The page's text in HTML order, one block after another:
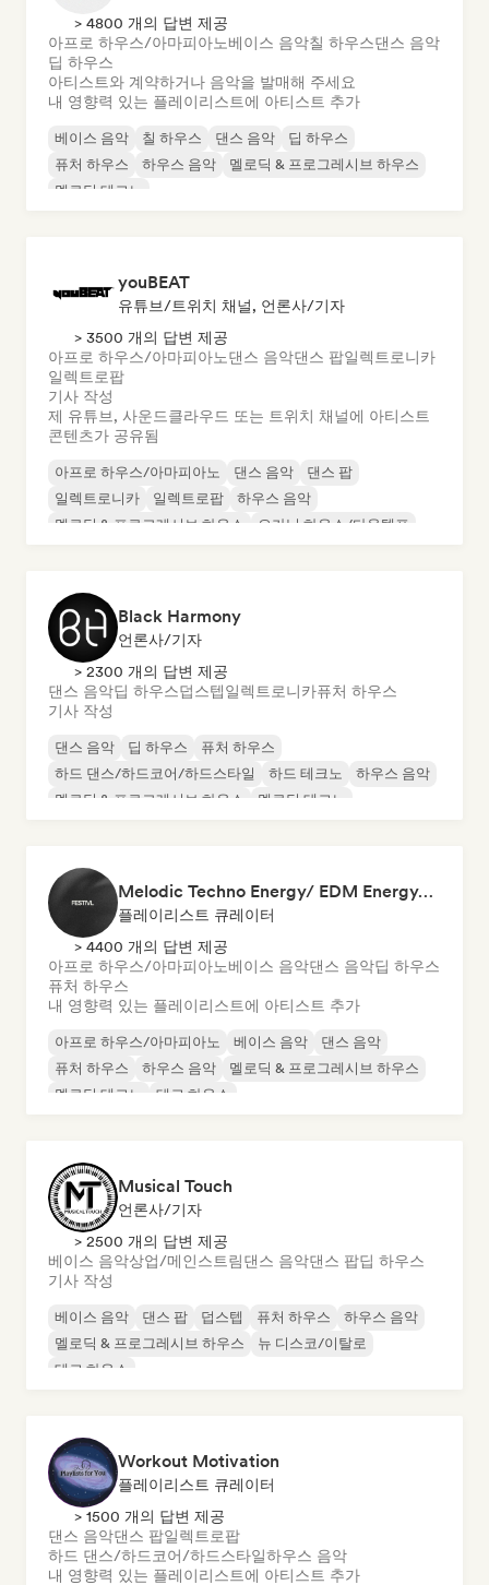
> 4800 개의 답변 제공
아프로 하우스/아마피아노베이스 음악칠 하우스댄스 음악
딥 하우스
아티스트와 계약하거나 음악을 발매해 주세요
내 영향력 있는 플레이리스트에 아티스트 추가
베이스 음악 칠 하우스 댄스 음악
딥 하우스
퓨처 하우스
하우스 음악
멜로딕 & 프로그레시브 하우스
멜로딕 테크노
youBEAT
유튜브/트위치 채널, 언론사/기자
> 3500 개의 답변 제공
아프로 하우스/아마피아노댄스 음악댄스 팝일렉트로니카
일렉트로팝
기사 작성
제 유튜브, 사운드클라우드 또는 트위치 채널에 아티스트
콘텐츠가 공유됨
아프로 하우스/아마피아노 댄스 음악
댄스 팝
일렉트로니카
일렉트로팝
하우스 음악
멜로딕 & 프로그레시브 하우스
오가닉 하우스/다운템포
Black Harmony
언론사/기자
> 2300 개의 답변 제공
댄스 음악딥 하우스덥스텝일렉트로니카퓨처 하우스
기사 작성
댄스 음악 딥 하우스
퓨처 하우스
하드 댄스/하드코어/하드스타일
하드 테크노
하우스 음악
멜로딕 & 프로그레시브 하우스
멜로딕 테크노
Melodic Techno Energy/ EDM Energy/Techno Masters
플레이리스트 큐레이터
> 4400 개의 답변 제공
아프로 하우스/아마피아노베이스 음악댄스 음악딥 하우스
퓨처 하우스
내 영향력 있는 플레이리스트에 아티스트 추가
아프로 하우스/아마피아노 베이스 음악
댄스 음악
퓨처 하우스
하우스 음악
멜로딕 & 프로그레시브 하우스
멜로딕 테크노
테크 하우스
Musical Touch
언론사/기자
> 2500 개의 답변 제공
베이스 음악상업/메인스트림댄스 음악댄스 팝딥 하우스
기사 작성
베이스 음악 댄스 팝 덥스텝 퓨처 하우스
하우스 음악
멜로딕 & 프로그레시브 하우스
뉴 디스코/이탈로
테크 하우스
Workout Motivation
플레이리스트 큐레이터
> 1500 개의 답변 제공
댄스 음악댄스 팝일렉트로팝
하드 댄스/하드코어/하드스타일하우스 음악
내 영향력 있는 플레이리스트에 아티스트 추가